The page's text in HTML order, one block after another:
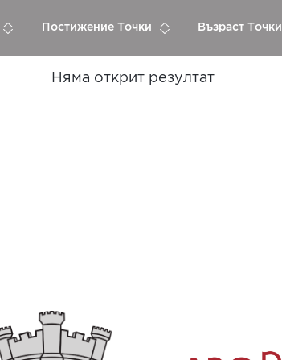
Постижение Точки Възраст Точки
Няма открит резултат